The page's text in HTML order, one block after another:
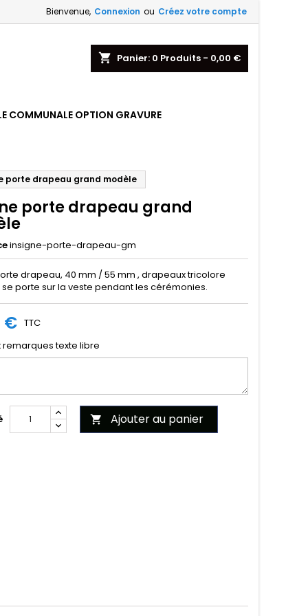
Bienvenue, Connexion ou Créez votre compte
shopping_cart Panier: 0 Produits - 0,00 €
COMMUNALE OPTION GRAVURE
porte drapeau grand modèle
porte drapeau grand
insigne-porte-drapeau-gm
drapeau, 40 mm / 55 mm , drapeaux tricolore
porte sur la veste pendant les cérémonies.
€ TTC
remarques texte libre
 Ajouter au panier